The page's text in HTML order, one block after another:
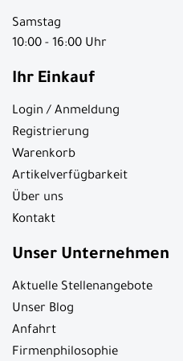
Samstag
10:00 - 16:00 Uhr
Ihr Einkauf
Login / Anmeldung
Registrierung
Warenkorb
Artikelverfügbarkeit
Über uns
Kontakt
Unser Unternehmen
Aktuelle Stellenangebote
Unser Blog
Anfahrt
Firmenphilosophie